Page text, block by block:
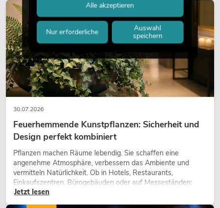
30.07.2026
Feuerhemmende Kunstpflanzen: Sicherheit und
Design perfekt kombiniert
Pflanzen machen Räume lebendig. Sie schaffen eine
angenehme Atmosphäre, verbessern das Ambiente und
vermitteln Natürlichkeit. Ob in Hotels, Restaurants,
Einkaufszentren, Bürogebäuden oder auf Messeständen:
eine hochwertige Begrünung gehört heute längst zum
modernen Raumkonzept.
Jetzt lesen
Nur erforderliche
Auswahl
speichern
Alle akzeptieren